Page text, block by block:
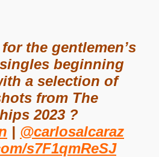
the gentlemen’s
beginning
a selection of
from The
2023 ?
| @carlosalcaraz
s7F1qmReSJ